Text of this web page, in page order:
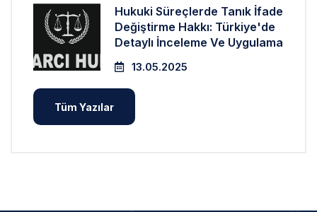
Hukuki Süreçlerde Tanık İfade
Değiştirme Hakkı: Türkiye'de
Detaylı İnceleme Ve Uygulama
13.05.2025
Tüm Yazılar